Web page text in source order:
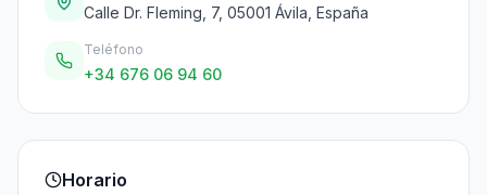
Calle Dr. Fleming, 7, 05001 Ávila, España
Teléfono
+34 676 06 94 60
Horario